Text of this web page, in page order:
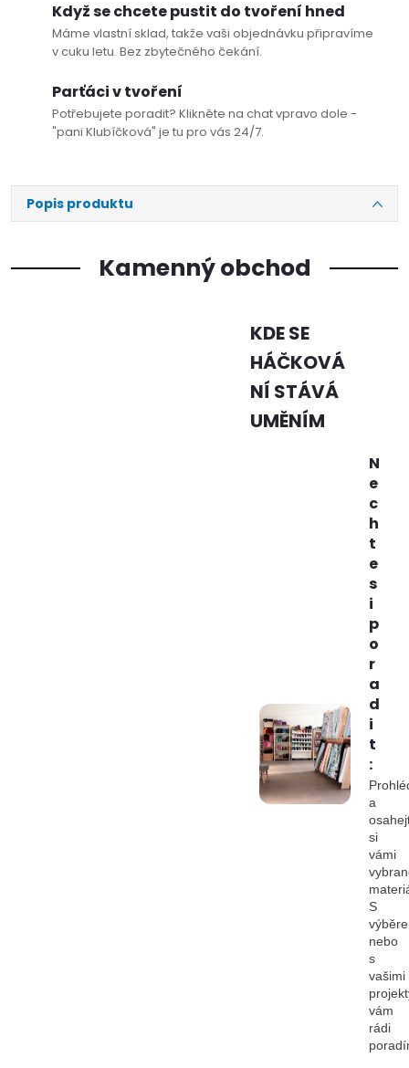
Když se chcete pustit do tvoření hned
Máme vlastní sklad, takže vaši objednávku připravíme
v cuku letu. Bez zbytečného čekání.
Parťáci v tvoření
Potřebujete poradit? Klikněte na chat vpravo dole -
"pani Klubíčková" je tu pro vás 24/7.
Popis produktu
Kamenný obchod
KDE SE
HÁČKOVÁ
NÍ STÁVÁ
UMĚNÍM
N
e
c
h
t
e
s
i
p
o
r
a
d
i
t
:
a
si
vámi
S
nebo
s
vašimi
vám
rádi